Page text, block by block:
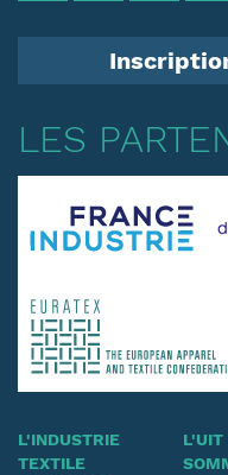
LES
L'INDUSTRIE
TEXTILE
L'UIT